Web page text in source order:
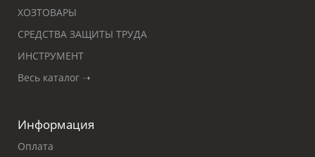
ХОЗТОВАРЫ
СРЕДСТВА ЗАЩИТЫ ТРУДА
ИНСТРУМЕНТ
Весь каталог ➝
Информация
Оплата